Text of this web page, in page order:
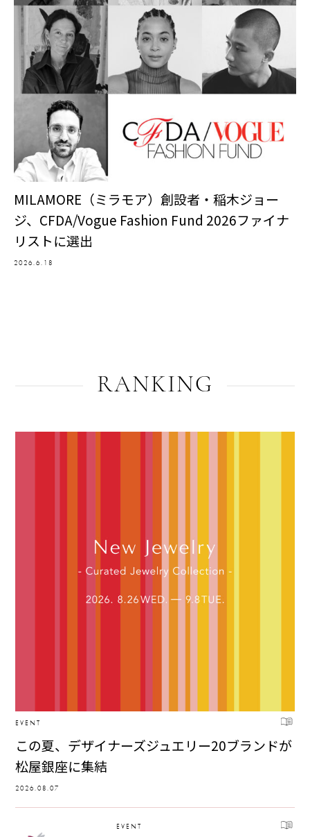
MILAMORE（ミラモア）創設者・稲木ジョー
ジ、CFDA/Vogue Fashion Fund 2026ファイナ
リストに選出
2026.6.18
RANKING
EVENT
この夏、デザイナーズジュエリー20ブランドが
松屋銀座に集結
2026.08.07
EVENT